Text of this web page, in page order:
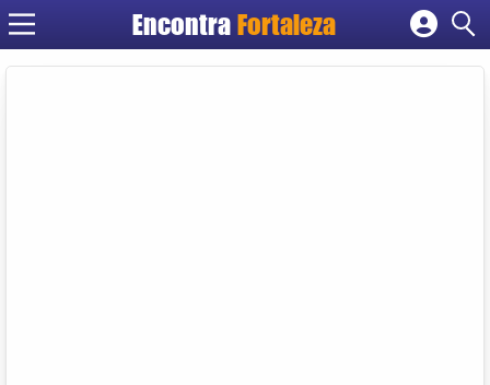
EncontraFortaleza
Cadastrar empresa